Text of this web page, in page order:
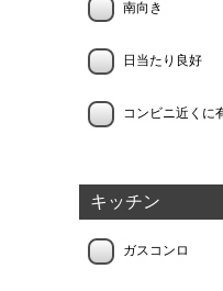
南向き
日当たり良好
コンビニ近くに
キッチン
ガスコンロ